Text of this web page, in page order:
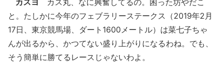
カスヨ カス丸、なに興奮してるの。困った坊やだこ
と。たしかに今年のフェブラリーステークス（2019年2月
17日、東京競馬場、ダート1600メートル）は菜七子ちゃ
んが出るから、かつてない盛り上がりになるわね。でも、
そう簡単に勝てるレースじゃないわよ。